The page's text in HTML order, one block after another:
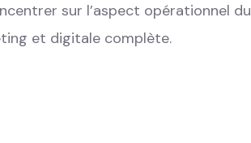
sur l’aspect opérationnel du
et digitale complète.